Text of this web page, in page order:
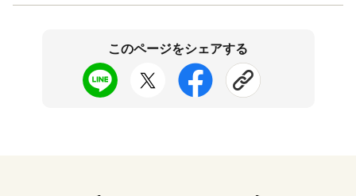
このページをシェアする